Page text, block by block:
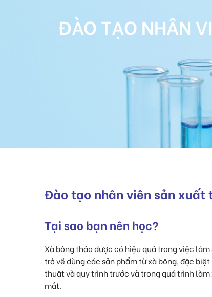
ĐÀO TẠO NHÂN
Đào tạo nhân viên sản
Tại sao bạn nên học?
Xà bông thảo dược có hiệu quả trong việc
trở về dùng các sản phẩm từ xà bông, đặc
thuật và quy trình trước và trong quá trình
mắt.